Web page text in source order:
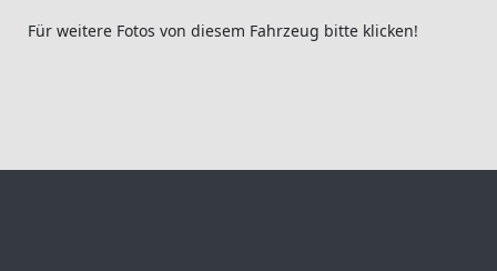
Für weitere Fotos von diesem Fahrzeug bitte klicken!